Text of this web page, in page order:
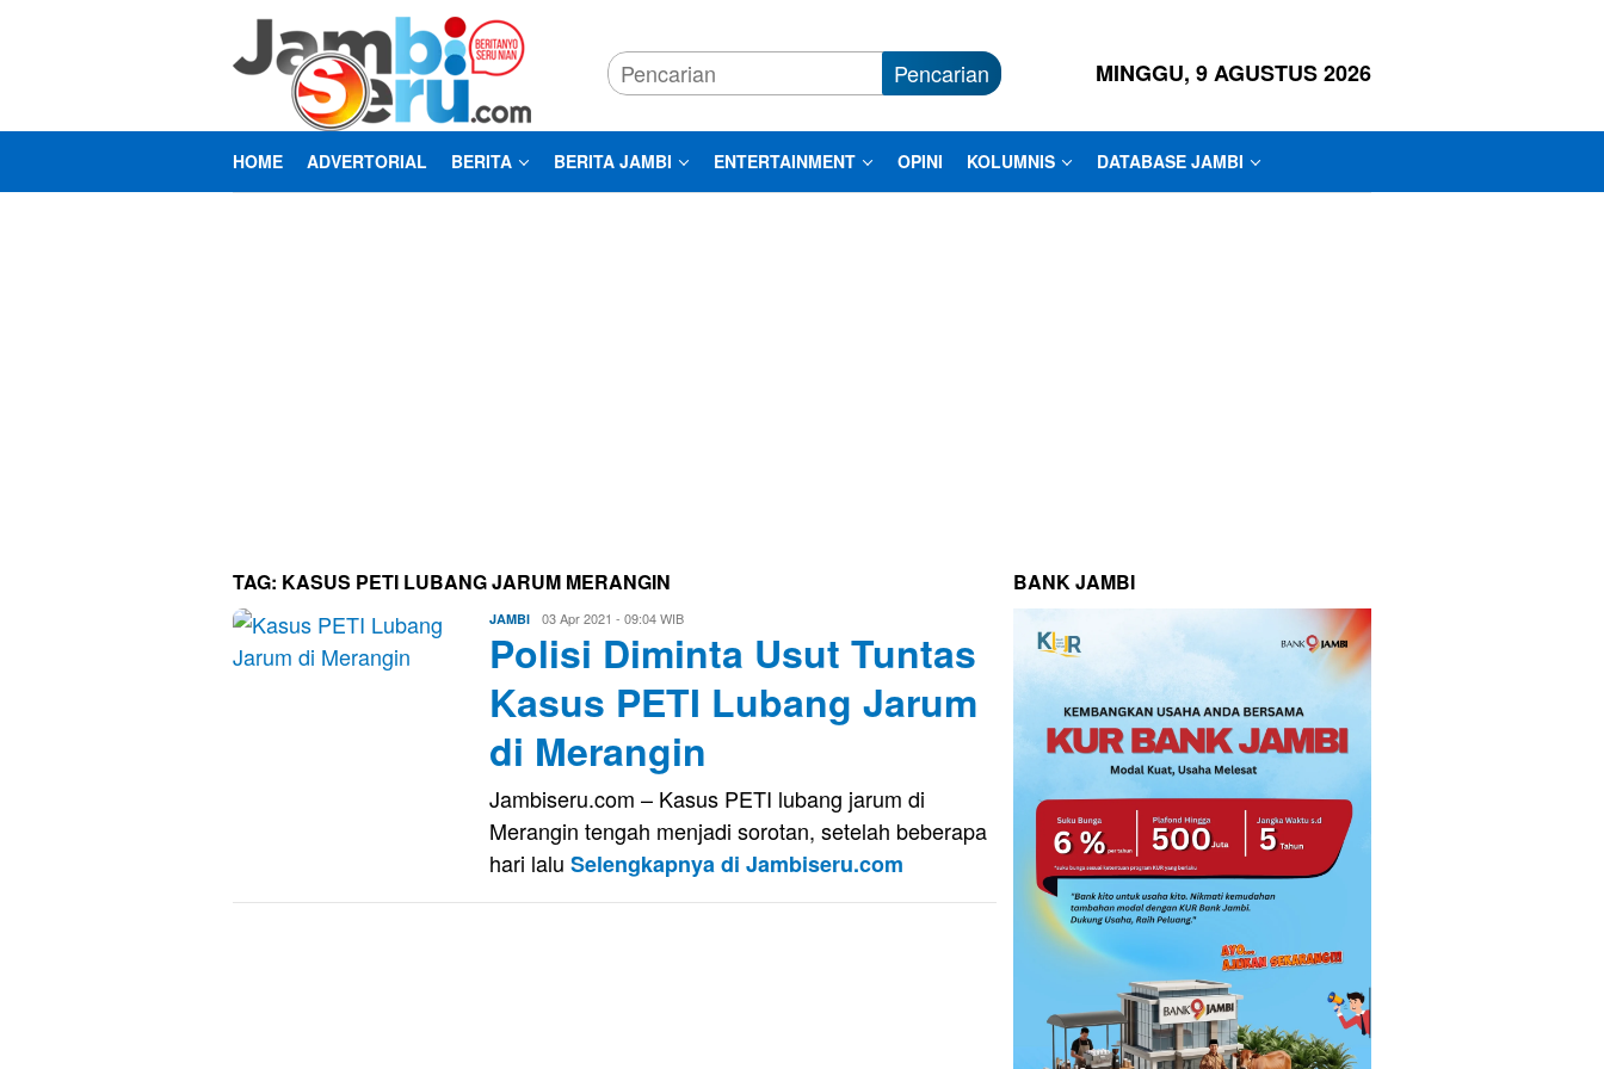
Pencarian MINGGU, 9 AGUSTUS 2026
HOME ADVERTORIAL BERITA BERITA JAMBI ENTERTAINMENT OPINI KOLUMNIS DATABASE JAMBI
TAG: KASUS PETI LUBANG JARUM MERANGIN
JAMBI Eri
Saputra
03 Apr 2021 - 09:04 WIB
Polisi Diminta Usut Tuntas
Kasus PETI Lubang Jarum
di Merangin
Jambiseru.com – Kasus PETI lubang jarum di
Merangin tengah menjadi sorotan, setelah beberapa
hari lalu Selengkapnya di Jambiseru.com
BANK JAMBI